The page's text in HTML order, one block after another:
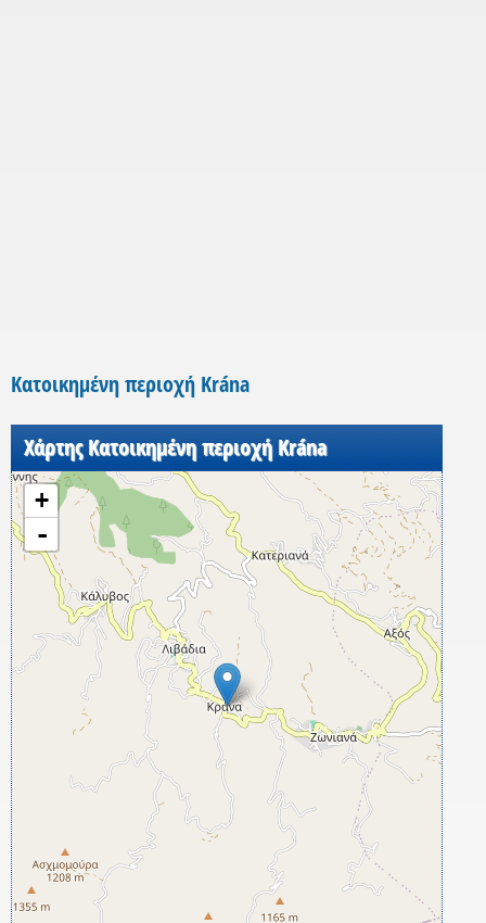
Κατοικημένη περιοχή Krána
Χάρτης Κατοικημένη περιοχή Krána
+
-